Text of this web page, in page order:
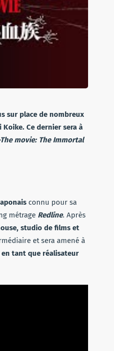
sur place de nombreux
Ce dernier sera à
movie: The Immortal
connu pour sa
métrage Redline. Après
studio de films et
et sera amené à
tant que réalisateur